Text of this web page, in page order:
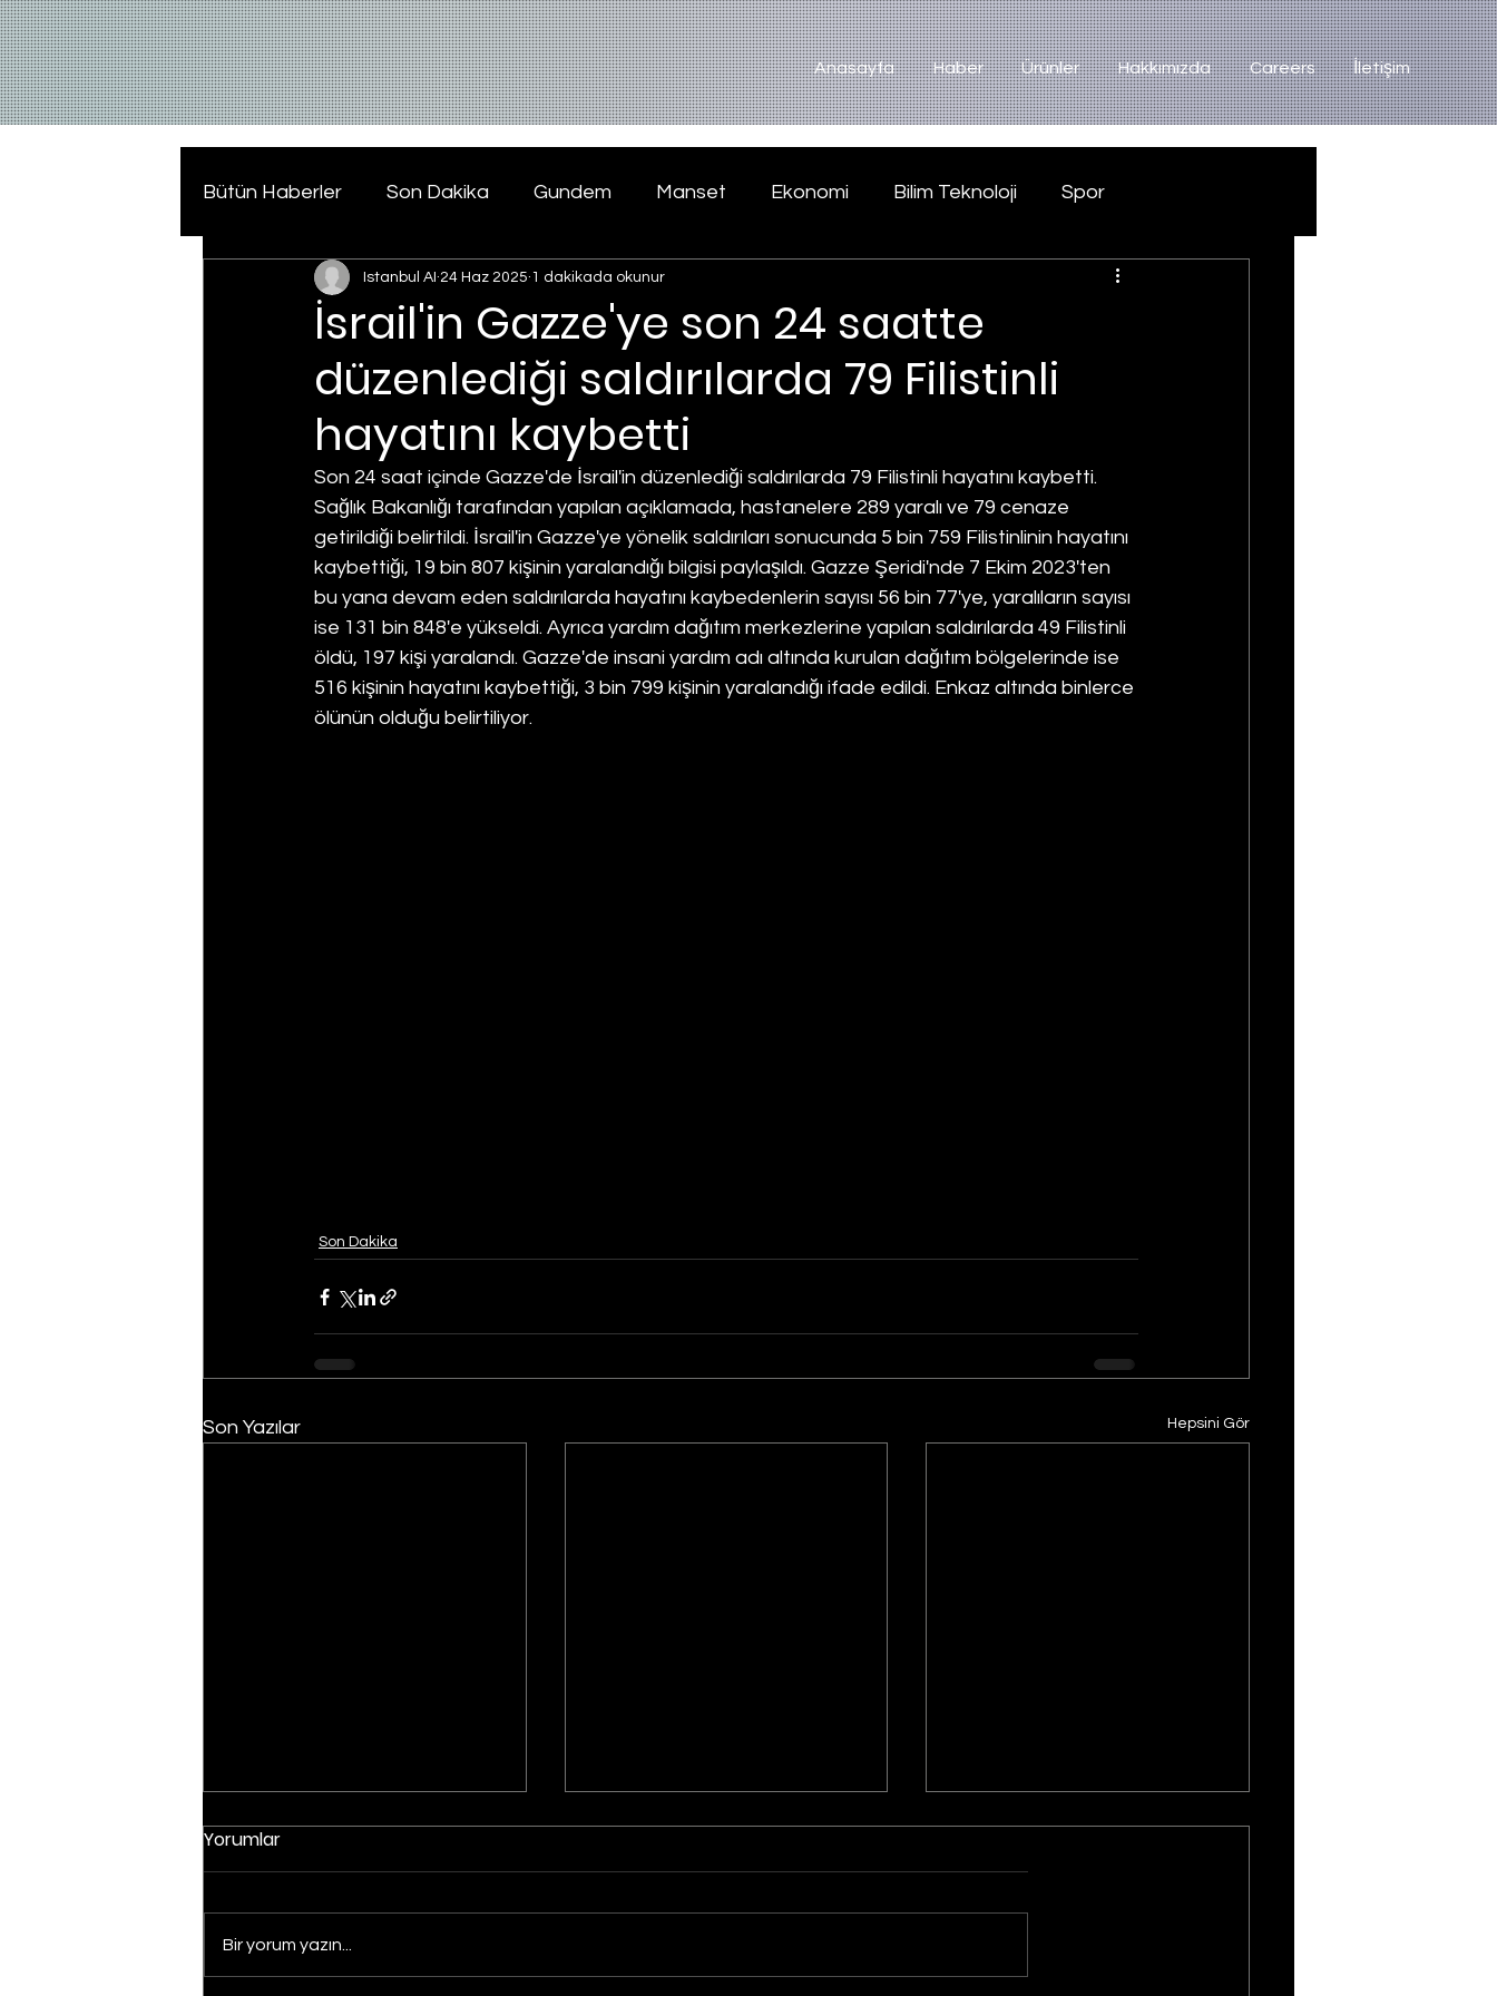
Anasayfa Haber Ürünler Hakkımızda Careers İletişim
Bütün Haberler Son Dakika Gundem Manset Ekonomi Bilim Teknoloji Spor
İsrail'in Gazze'ye son 24 saatte
düzenlediği saldırılarda 79 Filistinli
hayatını kaybetti
Istanbul AI 24 Haz 2025 1 dakikada okunur
Son 24 saat içinde Gazze'de İsrail'in düzenlediği saldırılarda 79 Filistinli hayatını kaybetti.
Sağlık Bakanlığı tarafından yapılan açıklamada, hastanelere 289 yaralı ve 79 cenaze
getirildiği belirtildi. İsrail'in Gazze'ye yönelik saldırıları sonucunda 5 bin 759 Filistinlinin hayatını
kaybettiği, 19 bin 807 kişinin yaralandığı bilgisi paylaşıldı. Gazze Şeridi'nde 7 Ekim 2023'ten
bu yana devam eden saldırılarda hayatını kaybedenlerin sayısı 56 bin 77'ye, yaralıların sayısı
ise 131 bin 848'e yükseldi. Ayrıca yardım dağıtım merkezlerine yapılan saldırılarda 49 Filistinli
öldü, 197 kişi yaralandı. Gazze'de insani yardım adı altında kurulan dağıtım bölgelerinde ise
516 kişinin hayatını kaybettiği, 3 bin 799 kişinin yaralandığı ifade edildi. Enkaz altında binlerce
ölünün olduğu belirtiliyor.
Son Dakika
Son Yazılar Hepsini Gör
Yorumlar
Bir yorum yazın...